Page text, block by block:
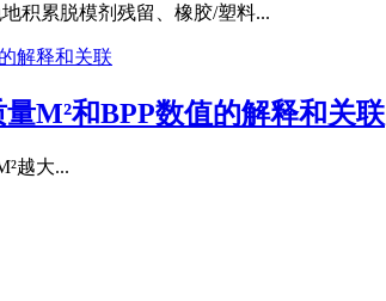
积累脱模剂残留、橡胶/塑料...
M²和BPP数值的解释和关联
越大...